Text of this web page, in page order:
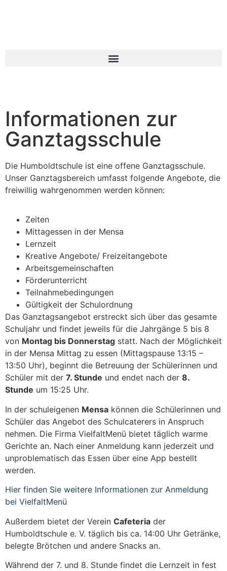
Informationen zur
Ganztagsschule
Die Humboldtschule ist eine offene Ganztagsschule.
Unser Ganztagsbereich umfasst folgende Angebote, die
freiwillig wahrgenommen werden können:
Zeiten
Mittagessen in der Mensa
Lernzeit
Kreative Angebote/ Freizeitangebote
Arbeitsgemeinschaften
Förderunterricht
Teilnahmebedingungen
Gültigkeit der Schulordnung
Das Ganztagsangebot erstreckt sich über das gesamte
Schuljahr und findet jeweils für die Jahrgänge 5 bis 8
von Montag bis Donnerstag statt. Nach der Möglichkeit
in der Mensa Mittag zu essen (Mittagspause 13:15 –
13:50 Uhr), beginnt die Betreuung der Schülerinnen und
Schüler mit der 7. Stunde und endet nach der 8.
Stunde um 15:25 Uhr.
In der schuleigenen Mensa können die Schülerinnen und
Schüler das Angebot des Schulcaterers in Anspruch
nehmen. Die Firma VielfaltMenü bietet täglich warme
Gerichte an. Nach einer Anmeldung kann jederzeit und
unproblematisch das Essen über eine App bestellt
werden.
Hier finden Sie weitere Informationen zur Anmeldung
bei VielfaltMenü
Außerdem bietet der Verein Cafeteria der
Humboldtschule e. V. täglich bis ca. 14:00 Uhr Getränke,
belegte Brötchen und andere Snacks an.
Während der 7. und 8. Stunde findet die Lernzeit in fest